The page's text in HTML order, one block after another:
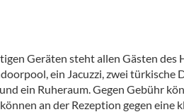
Geräten steht allen Gästen
ein Jacuzzi, zwei türkische
ein Ruheraum. Gegen Gebühr
an der Rezeption gegen eine